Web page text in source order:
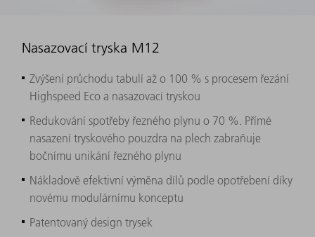
Nasazovací tryska M12
Zvýšení průchodu tabulí až o 100 % s procesem řezání
Highspeed Eco a nasazovací tryskou
Redukování spotřeby řezného plynu o 70 %. Přímé
nasazení tryskového pouzdra na plech zabraňuje
bočnímu unikání řezného plynu
Nákladově efektivní výměna dílů podle opotřebení díky
novému modulárnímu konceptu
Patentovaný design trysek